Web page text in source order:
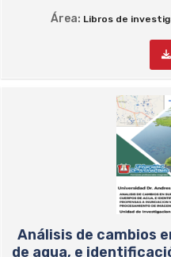
Área: Libros de
Análisis de cambios
de agua, e